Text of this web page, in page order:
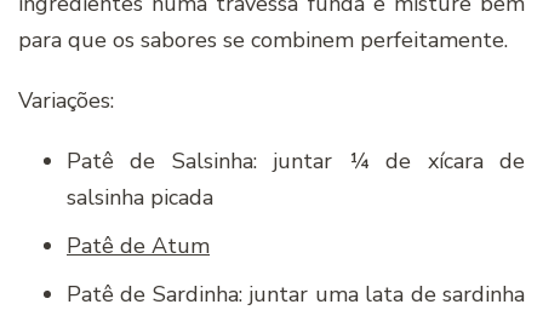
para que os sabores se combinem perfeitamente.
Variações:
Patê de Salsinha: juntar ¼ de xícara de
salsinha picada
Patê de Atum
Patê de Sardinha: juntar uma lata de sardinha